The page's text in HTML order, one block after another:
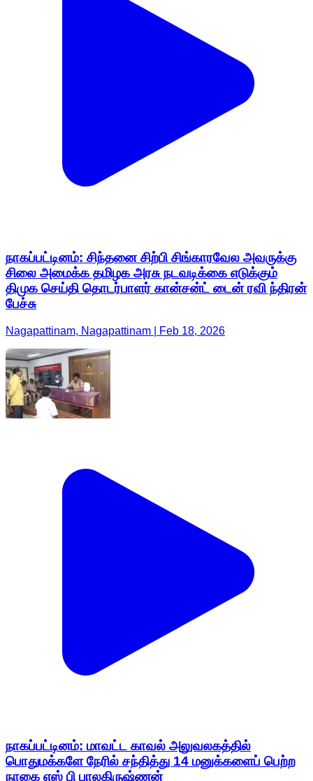
நாகப்பட்டினம்: சிந்தனை சிற்பி சிங்காரவேல அவருக்கு
சிலை அமைக்க தமிழக அரசு நடவடிக்கை எடுக்கும்
திமுக செய்தி தொடர்பாளர் கான்சன்ட் டைன் ரவி ந்திரன்
பேச்சு
Nagapattinam, Nagapattinam | Feb 18, 2026
நாகப்பட்டினம்: மாவட்ட காவல் அலுவலகத்தில்
பொதுமக்களே நேரில் சந்தித்து 14 மனுக்களைப் பெற்ற
நாகை எஸ் பி பாலகிருஷ்ணன்